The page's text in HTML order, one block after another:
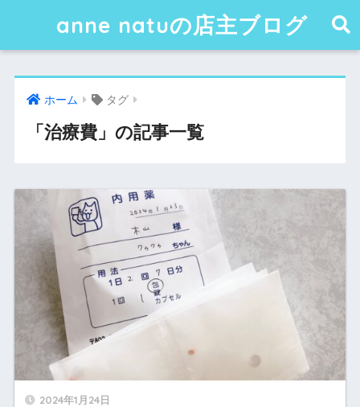
anne natuの店主ブログ
ホーム タグ
「治療費」の記事一覧
2024年1月24日